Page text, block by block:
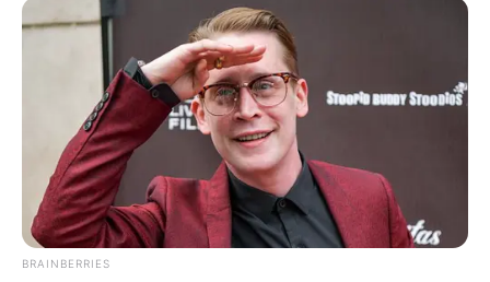
business est fragilisé. Il fait chanter le directeur
de la rédaction afin que ce dernier fasse
paraître une brève redorant son blason. Mais
acceptera-t-il vraiment de le faire ? Nicolas
Fourneau pourrait bien réserver quelques
surprises.
BRAINBERRIES